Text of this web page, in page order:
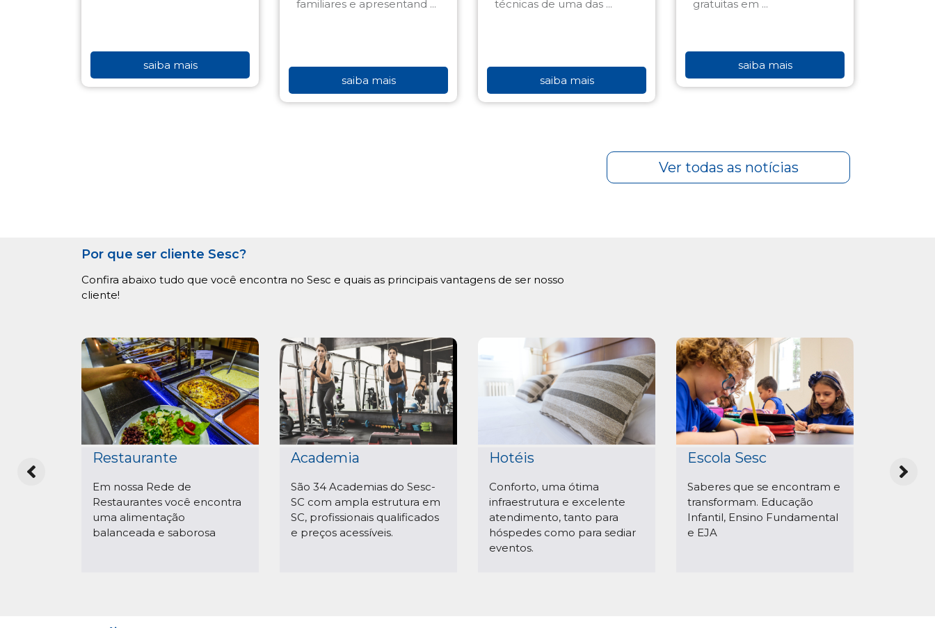
saiba mais
familiares e apresentand ...
saiba mais
técnicas de uma das ...
saiba mais
gratuitas em ...
saiba mais
Ver todas as notícias
Por que ser cliente Sesc?
Confira abaixo tudo que você encontra no Sesc e quais as principais vantagens de ser nosso
cliente!
Restaurante
Em nossa Rede de
Restaurantes você encontra
uma alimentação
balanceada e saborosa
Academia
São 34 Academias do Sesc-
SC com ampla estrutura em
SC, profissionais qualificados
e preços acessíveis.
Hotéis
Conforto, uma ótima
infraestrutura e excelente
atendimento, tanto para
hóspedes como para sediar
eventos.
Escola Sesc
Saberes que se encontram e
transformam. Educação
Infantil, Ensino Fundamental
e EJA